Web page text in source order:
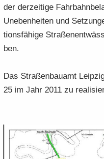
der der­zei­ti­ge
Un­eben­hei­ten und
ti­ons­fä­hi­ge
ben.
Das Stra­ßen­bau­amt
25 im Jahr 2011 zu